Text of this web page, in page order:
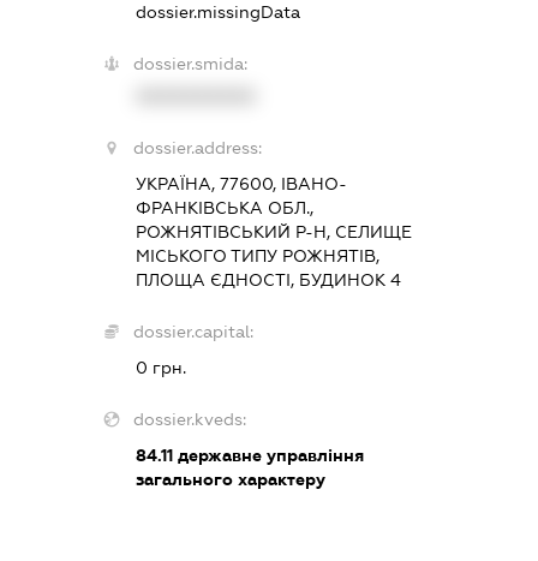
dossier.missingData
dossier.smida:
dossier.address:
УКРАЇНА, 77600, ІВАНО-
ФРАНКІВСЬКА ОБЛ.,
РОЖНЯТІВСЬКИЙ Р-Н, СЕЛИЩЕ
МІСЬКОГО ТИПУ РОЖНЯТІВ,
ПЛОЩА ЄДНОСТІ, БУДИНОК 4
dossier.capital:
0 грн.
dossier.kveds:
84.11 державне управління
загального характеру